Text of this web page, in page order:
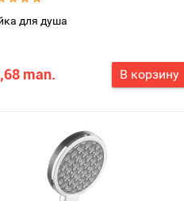
для душа
man. В корзину